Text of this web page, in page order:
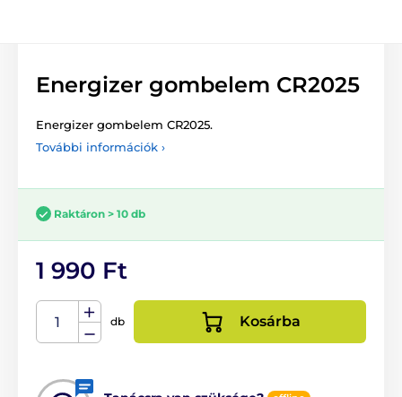
Energizer gombelem CR2025
Energizer gombelem CR2025.
További információk ›
Raktáron > 10 db
1 990 Ft
db Kosárba